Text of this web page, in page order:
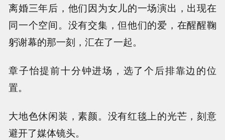
离婚三年后，他们因为女儿的一场演出，出现在
同一个空间。没有交集，但他们的爱，在醒醒鞠
躬谢幕的那一刻，汇在了一起。
章子怡提前十分钟进场，选了个后排靠边的位
置。
大地色休闲装，素颜。没有红毯上的光芒，刻意
避开了媒体镜头。